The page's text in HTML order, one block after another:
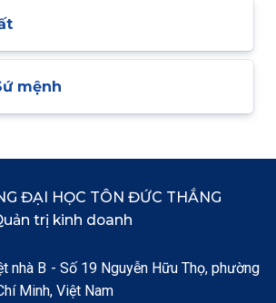
mệnh
ĐẠI HỌC TÔN ĐỨC THẮNG
trị kinh doanh
nhà B - Số 19 Nguyễn Hữu Thọ, phường
Minh, Việt Nam